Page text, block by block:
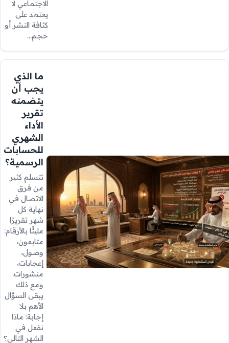
الاجتماعي لا
يعتمد على
كثافة النشر أو
حجم…
ما الذي
يجب أن
يتضمنه
تقرير
الأداء
الشهري
للحسابات
الرسمية؟
تتسلم كثير
من فرق
الاتصال في
نهاية كل
شهر تقريرًا
مليئًا بالأرقام:
متابعون،
وصول،
إعجابات،
منشورات.
ومع ذلك
يبقى السؤال
الأهم بلا
إجابة: ماذا
نفعل في
الشهر التالي؟